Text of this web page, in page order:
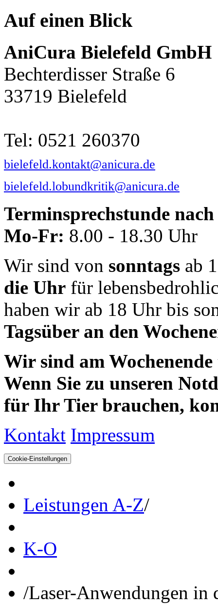
Auf einen Blick
AniCura Bielefeld GmbH
Bechterdisser Straße 6
33719 Bielefeld
Tel: 0521 260370
bielefeld.kontakt@anicura.de
bielefeld.lobundkritik@anicura.de
Terminsprechstunde
Mo-Fr: 8.00 - 18.30 Uhr
Wir sind von sonntags ab
die Uhr für
haben wir ab 18 Uhr bis
Tagsüber an den
Wir sind am
Wenn Sie zu unseren
für Ihr Tier brauchen,
Kontakt Impressum
Cookie-Einstellungen
Leistungen A-Z/
K-O
/Laser-Anwendungen in